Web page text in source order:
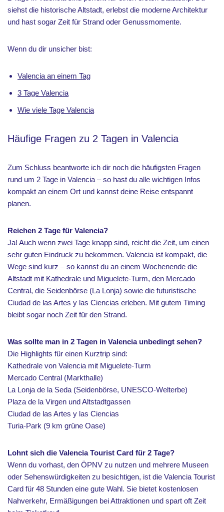
siehst die historische Altstadt, erlebst die moderne Architektur
und hast sogar Zeit für Strand oder Genussmomente.
Wenn du dir unsicher bist:
Valencia an einem Tag
3 Tage Valencia
Wie viele Tage Valencia
Häufige Fragen zu 2 Tagen in Valencia
Zum Schluss beantworte ich dir noch die häufigsten Fragen
rund um 2 Tage in Valencia – so hast du alle wichtigen Infos
kompakt an einem Ort und kannst deine Reise entspannt
planen.
Reichen 2 Tage für Valencia?
Ja! Auch wenn zwei Tage knapp sind, reicht die Zeit, um einen
sehr guten Eindruck zu bekommen. Valencia ist kompakt, die
Wege sind kurz – so kannst du an einem Wochenende die
Altstadt mit Kathedrale und Miguelete-Turm, den Mercado
Central, die Seidenbörse (La Lonja) sowie die futuristische
Ciudad de las Artes y las Ciencias erleben. Mit gutem Timing
bleibt sogar noch Zeit für den Strand.
Was sollte man in 2 Tagen in Valencia unbedingt sehen?
Die Highlights für einen Kurztrip sind:
Kathedrale von Valencia mit Miguelete-Turm
Mercado Central (Markthalle)
La Lonja de la Seda (Seidenbörse, UNESCO-Welterbe)
Plaza de la Virgen und Altstadtgassen
Ciudad de las Artes y las Ciencias
Turia-Park (9 km grüne Oase)
Lohnt sich die Valencia Tourist Card für 2 Tage?
Wenn du vorhast, den ÖPNV zu nutzen und mehrere Museen
oder Sehenswürdigkeiten zu besichtigen, ist die Valencia Tourist
Card für 48 Stunden eine gute Wahl. Sie bietet kostenlosen
Nahverkehr, Ermäßigungen bei Attraktionen und spart oft Zeit